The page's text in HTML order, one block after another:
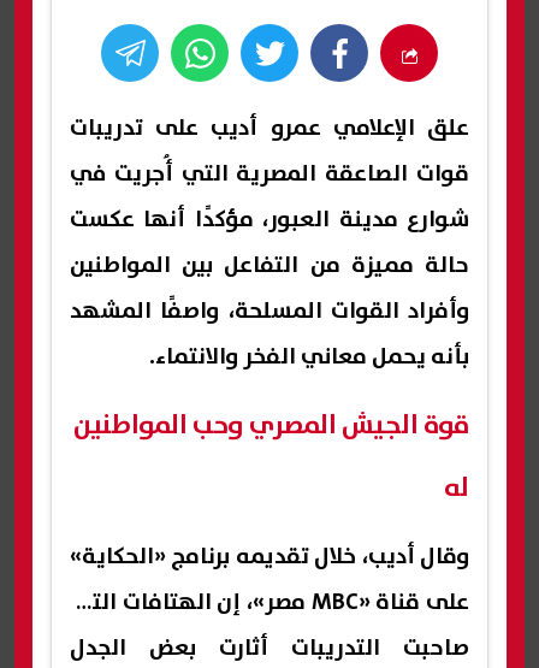
علق الإعلامي عمرو أديب على تدريبات
قوات الصاعقة المصرية التي أُجريت في
شوارع مدينة العبور، مؤكدًا أنها عكست
حالة مميزة من التفاعل بين المواطنين
وأفراد القوات المسلحة، واصفًا المشهد
بأنه يحمل معاني الفخر والانتماء.
قوة الجيش المصري وحب المواطنين
له
وقال أديب، خلال تقديمه برنامج «الحكاية»
على قناة «MBC مصر»، إن الهتافات التي
صاحبت التدريبات أثارت بعض الجدل